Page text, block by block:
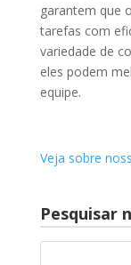
garantem que
tarefas com
variedade de
eles podem
equipe.
Veja sobre
Pesquisar